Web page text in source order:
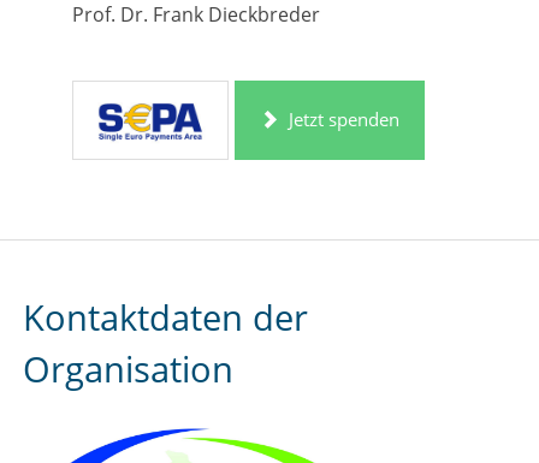
Prof. Dr. Frank Dieckbreder
Jetzt spenden
Kontaktdaten der
Organisation